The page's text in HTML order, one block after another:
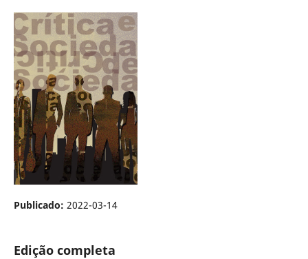
Publicado: 2022-03-14
Edição completa